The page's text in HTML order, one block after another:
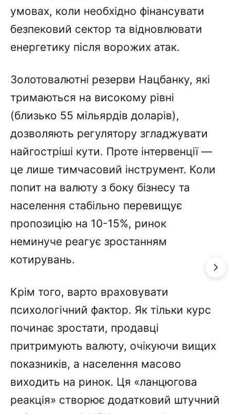
умовах, коли необхідно фінансувати
безпековий сектор та відновлювати
енергетику після ворожих атак.
Золотовалютні резерви Нацбанку, які
тримаються на високому рівні
(близько 55 мільярдів доларів),
дозволяють регулятору згладжувати
найгостріші кути. Проте інтервенції —
це лише тимчасовий інструмент. Коли
попит на валюту з боку бізнесу та
населення стабільно перевищує
пропозицію на 10-15%, ринок
неминуче реагує зростанням
котирувань.
Крім того, варто враховувати
психологічний фактор. Як тільки курс
починає зростати, продавці
притримують валюту, очікуючи вищих
показників, а населення масово
виходить на ринок. Ця «ланцюгова
реакція» створює додатковий штучний